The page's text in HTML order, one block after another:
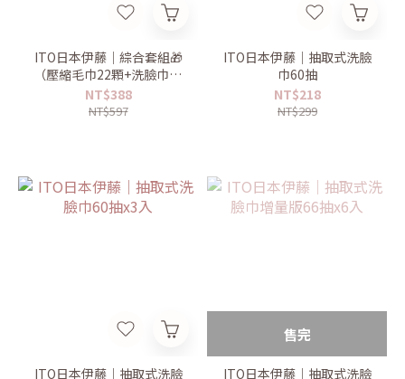
ITO日本伊藤｜綜合套組🎁
（壓縮毛巾22顆+洗臉巾60
抽）
NT$388
NT$597
ITO日本伊藤｜抽取式洗臉
巾60抽
NT$218
NT$299
ITO日本伊藤｜抽取式洗臉
售完
ITO日本伊藤｜抽取式洗臉